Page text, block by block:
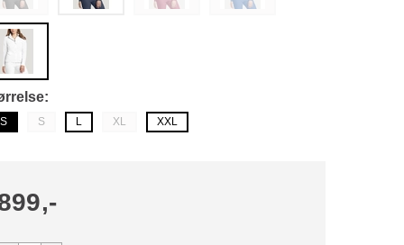
S L XL XXL